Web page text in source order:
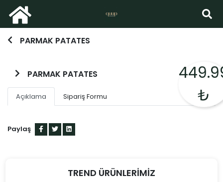
PARMAK PATATES
₺
PARMAK PATATES
Açıklama Sipariş Formu
Paylaş
TREND ÜRÜNLERİMİZ